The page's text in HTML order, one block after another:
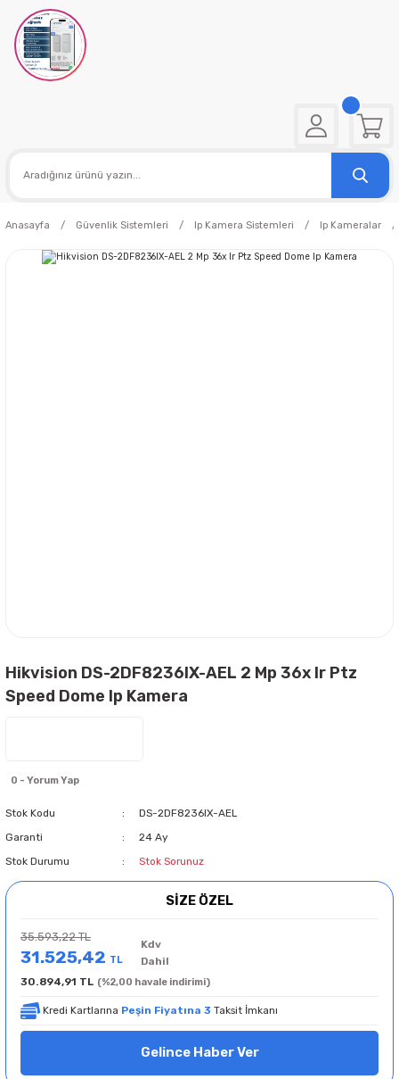
Anasayfa Güvenlik Sistemleri Ip Kamera Sistemleri Ip Kameralar
Hikvision DS-2DF8236IX-AEL 2 Mp 36x Ir Ptz
Speed Dome Ip Kamera
0 - Yorum Yap
Stok Kodu
DS-2DF8236IX-AEL
Garanti
24 Ay
Stok Durumu
Stok Sorunuz
SİZE ÖZEL
35.593,22 TL
31.525,42 TL
Kdv
Dahil
30.894,91 TL (%2,00 havale indirimi)
Kredi Kartlarına Peşin Fiyatına 3 Taksit İmkanı
Gelince Haber Ver